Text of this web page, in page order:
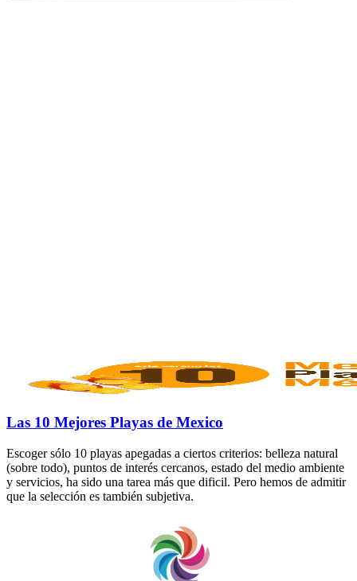
Las 10 Mejores Playas de Mexico
Escoger sólo 10 playas apegadas a ciertos criterios: belleza natural
(sobre todo), puntos de interés cercanos, estado del medio ambiente
y servicios, ha sido una tarea más que dificil. Pero hemos de admitir
que la selección es también subjetiva.